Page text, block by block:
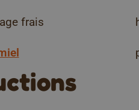
frais